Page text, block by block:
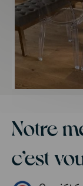
Notre
c’est